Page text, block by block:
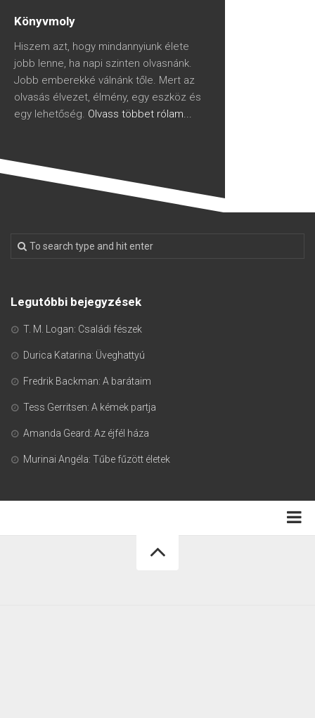
Könyvmoly
Hiszem azt, hogy mindannyiunk élete
jobb lenne, ha napi szinten olvasnánk.
Jobb emberekké válnánk tőle. Mert az
olvasás élvezet, élmény, egy eszköz és
egy lehetőség. Olvass többet rólam...
Legutóbbi bejegyzések
T. M. Logan: Családi fészek
Durica Katarina: Üveghattyú
Fredrik Backman: A barátaim
Tess Gerritsen: A kémek partja
Amanda Geard: Az éjfél háza
Murinai Angéla: Tűbe fűzött életek